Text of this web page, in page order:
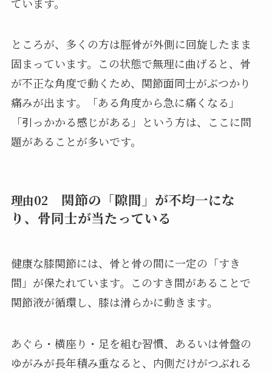
ところが、多くの方は脛骨が外側に回旋したまま
固まっています。この状態で無理に曲げると、骨
が不正な角度で動くため、関節面同士がぶつかり
痛みが出ます。「ある角度から急に痛くなる」
「引っかかる感じがある」という方は、ここに問
題があることが多いです。
理由02 関節の「隙間」が不均一にな
り、骨同士が当たっている
健康な膝関節には、骨と骨の間に一定の「すき
間」が保たれています。このすき間があることで
関節液が循環し、膝は滑らかに動きます。
あぐら・横座り・足を組む習慣、あるいは骨盤の
ゆがみが長年積み重なると、内側だけがつぶれる